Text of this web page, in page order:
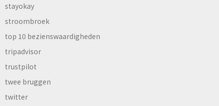
stayokay
stroombroek
top 10 bezienswaardigheden
tripadvisor
trustpilot
twee bruggen
twitter